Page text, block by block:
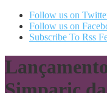
Follow us on
Follow us on
Subscribe To Rss